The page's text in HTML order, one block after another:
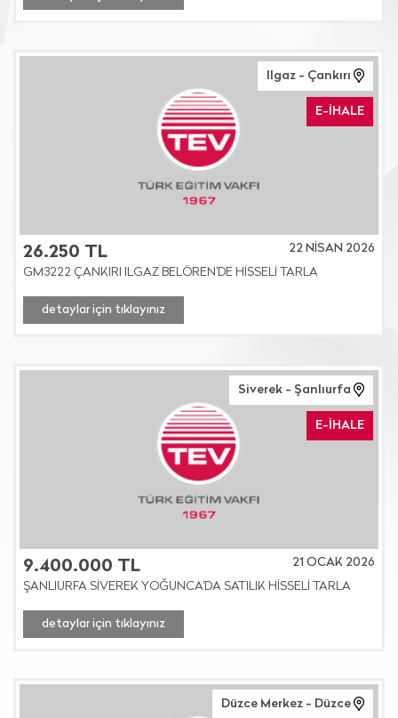
Ilgaz - Çankırı
E-İHALE
26.250 TL
22 NİSAN 2026
GM3222 ÇANKIRI ILGAZ BELÖREN'DE HİSSELİ TARLA
detaylar için tıklayınız
Siverek - Şanlıurfa
E-İHALE
9.400.000 TL
21 OCAK 2026
ŞANLIURFA SİVEREK YOĞUNCA'DA SATILIK HİSSELİ TARLA
detaylar için tıklayınız
Düzce Merkez - Düzce